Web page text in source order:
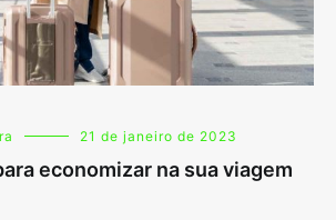
21 de janeiro de 2023
economizar na sua viagem